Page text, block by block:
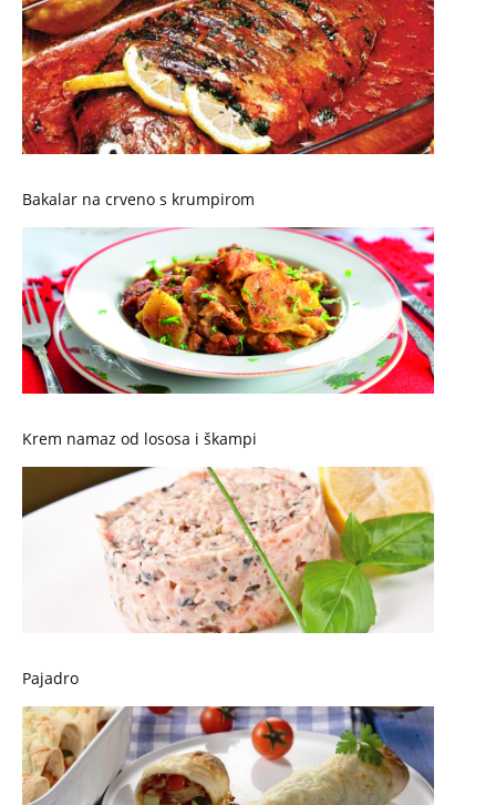
Bakalar na crveno s krumpirom
Krem namaz od lososa i škampi
Pajadro